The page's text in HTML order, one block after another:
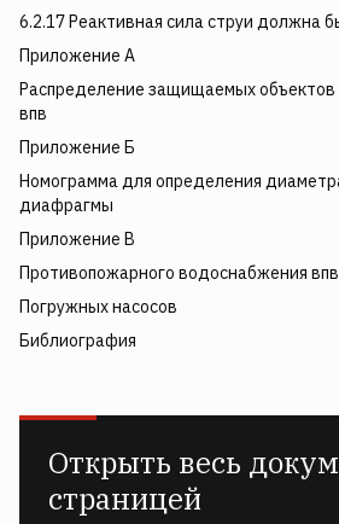
6.2.17 Реактивная сила струи должна
Приложение А
Распределение защищаемых
впв
Приложение Б
Номограмма для определения
диафрагмы
Приложение В
Противопожарного водоснабжения
Погружных насосов
Библиография
Открыть весь
страницей